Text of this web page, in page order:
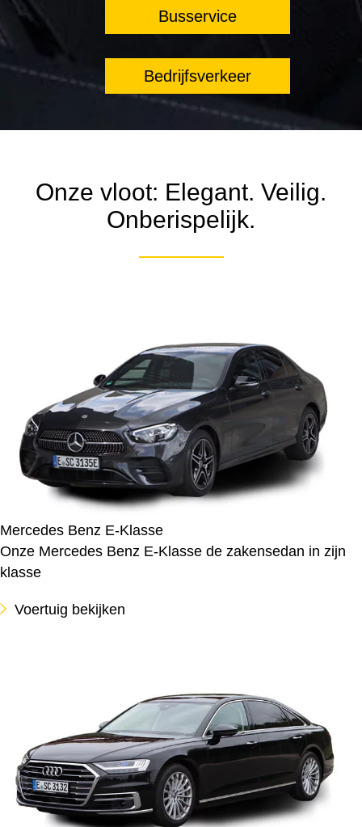
Busservice
Bedrijfsverkeer
Onze vloot: Elegant. Veilig.
Onberispelijk.
Mercedes Benz E-Klasse
Onze Mercedes Benz E-Klasse de zakensedan in zijn
klasse
Voertuig bekijken